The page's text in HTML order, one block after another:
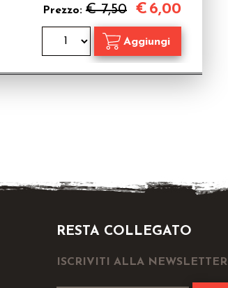
Prezzo: € 7,50 € 6,00
RESTA COLLEGATO
ISCRIVITI ALLA NEWSLETTER